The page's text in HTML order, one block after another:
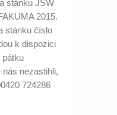
stánku JSW
2015.
stánku číslo
k dispozici
pátku
nás nezastihli,
724286